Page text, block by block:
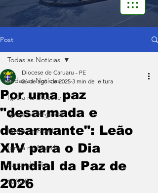
Post
Todas as Notícias
Igreja na Diocese
Igreja no Regional
Igreja no Brasil
Igreja no Mundo
Santo do dia
60AGB
Todas as Notícias
Por uma paz
"desarmada e
desarmante": Leão
XIV para o Dia
Mundial da Paz de
2026
Diocese de Caruaru - PE
26 de ago. de 2025 3 min de leitura